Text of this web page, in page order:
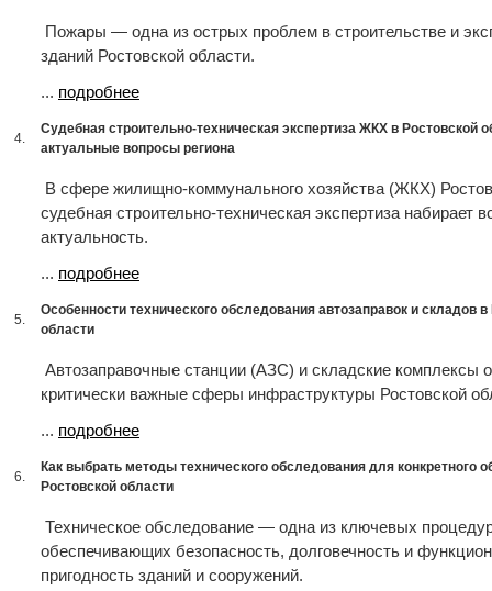
Пожары — одна из острых проблем в строительстве и
зданий Ростовской области.
... подробнее
4.
Судебная строительно-техническая экспертиза ЖКХ в Ростовской
актуальные вопросы региона
В сфере жилищно-коммунального хозяйства (ЖКХ)
судебная строительно-техническая экспертиза набирает
актуальность.
... подробнее
5.
Особенности технического обследования автозаправок и складов в
области
Автозаправочные станции (АЗС) и складские комплексы
критически важные сферы инфраструктуры Ростовской
... подробнее
6.
Как выбрать методы технического обследования для конкретного
Ростовской области
Техническое обследование — одна из ключевых
обеспечивающих безопасность, долговечность и
пригодность зданий и сооружений.